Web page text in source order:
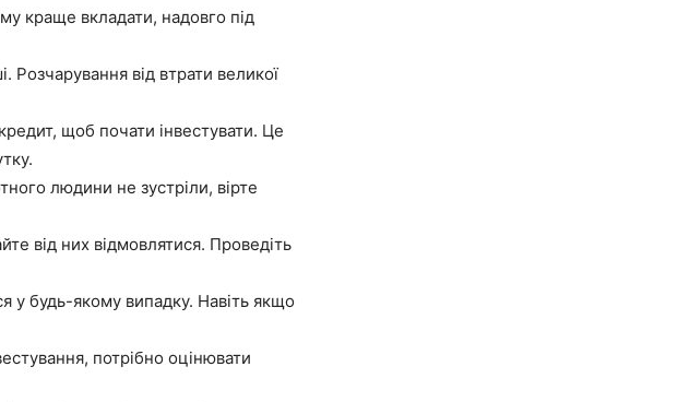
краще вкладати, надовго під
Розчарування від втрати великої
щоб почати інвестувати. Це
людини не зустріли, вірте
від них відмовлятися. Проведіть
у будь-якому випадку. Навіть якщо
потрібно оцінювати